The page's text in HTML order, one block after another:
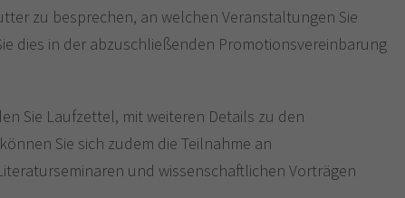
zu besprechen, an welchen Veranstaltungen Sie
dies in der abzuschließenden Promotionsvereinbarung
Sie Laufzettel, mit weiteren Details zu den
Sie sich zudem die Teilnahme an
und wissenschaftlichen Vorträgen